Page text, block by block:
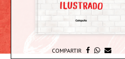
COMPARTIR